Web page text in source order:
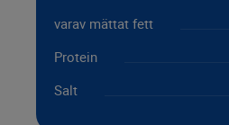
varav mättat fett
Protein
Salt